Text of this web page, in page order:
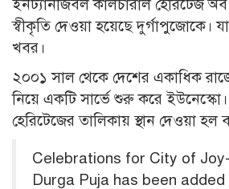
ইনট্যানজিবল কালচারাল হেরিটেজ অব
স্বীকৃতি দেওয়া হয়েছে দুর্গাপুজোকে।
খবর।
২০০১ সাল থেকে দেশের একাধিক
নিয়ে একটি সার্ভে শুরু করে
হেরিটেজের তালিকায় স্থান দেওয়া হল
Celebrations for City of
Durga Puja has been